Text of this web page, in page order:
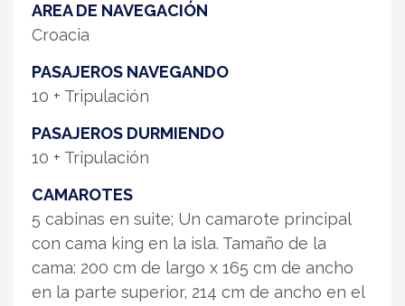
AREA DE NAVEGACIÓN
Croacia
PASAJEROS NAVEGANDO
10 + Tripulación
PASAJEROS DURMIENDO
10 + Tripulación
CAMAROTES
5 cabinas en suite; Un camarote principal
con cama king en la isla. Tamaño de la
cama: 200 cm de largo x 165 cm de ancho
en la parte superior, 214 cm de ancho en el